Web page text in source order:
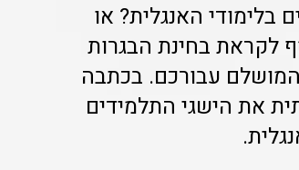
האנגלית? או
לקראת בחינת הבגרות
המושלם עבורכם. בכתבה
את הישגי התלמידים